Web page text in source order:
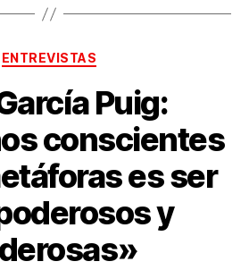
Categorías
ENTREVISTAS
Puig:
conscientes
es ser
y